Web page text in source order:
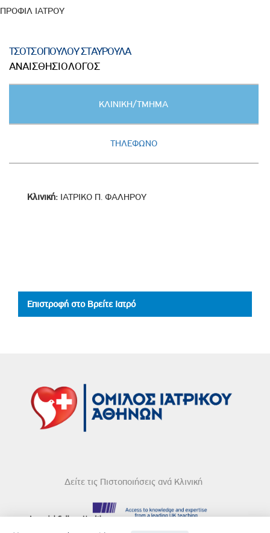
ΠΡΟΦΙΛ ΙΑΤΡΟΥ
ΤΣΟΤΣΟΠΟΥΛΟΥ ΣΤΑΥΡΟΥΛΑ
ΑΝΑΙΣΘΗΣΙΟΛΟΓΟΣ
ΚΛΙΝΙΚΗ/ΤΜΗΜΑ
ΤΗΛΕΦΩΝΟ
Κλινική: ΙΑΤΡΙΚΟ Π. ΦΑΛΗΡΟΥ
Επιστροφή στο Βρείτε Ιατρό
Δείτε τις Πιστοποιήσεις ανά Κλινική